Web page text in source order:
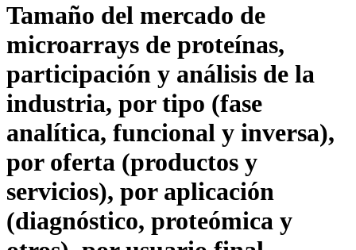
Tamaño del mercado de
microarrays de proteínas,
participación y análisis de la
industria, por tipo (fase
analítica, funcional y inversa),
por oferta (productos y
servicios), por aplicación
(diagnóstico, proteómica y